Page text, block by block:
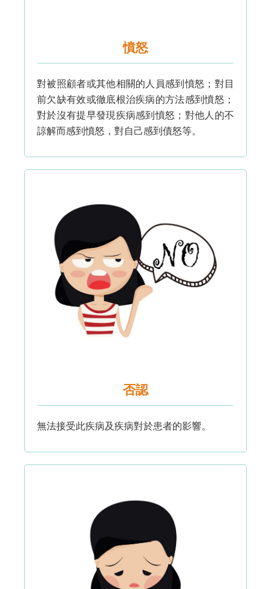
憤怒
對被照顧者或其他相關的人員感到憤怒；對目
前欠缺有效或徹底根治疾病的方法感到憤怒；
對於沒有提早發現疾病感到憤怒；對他人的不
諒解而感到憤怒，對自己感到債怒等。
否認
無法接受此疾病及疾病對於患者的影響。